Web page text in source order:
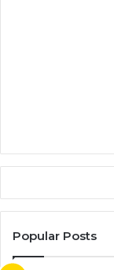
Popular Posts